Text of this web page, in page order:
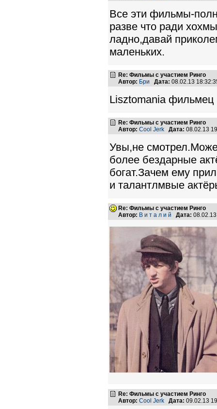
Все эти фильмы-
разве что ради
ладно,давай
маленьких.
Re: Фильмы с участием Ринго
Автор: Бри Дата: 08.02.13
Lisztomania фильмец
Re: Фильмы с участием Ринго
Автор: Cool Jerk Дата: 08.02.13
Увы,не
более бездарные
богат.Зачем ему
и талантлмвые
Re: Фильмы с участием Ринго
Автор: В и т а л и й Дата:
Re: Фильмы с участием Ринго
Автор: Cool Jerk Дата: 09.02.13